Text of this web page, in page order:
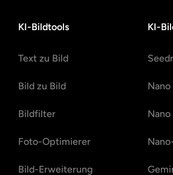
KI-Bildtools
Text zu Bild
Bild zu Bild
Bildfilter
Foto-Optimierer
Bild-Erweiterung
KI-
Nano
Nano